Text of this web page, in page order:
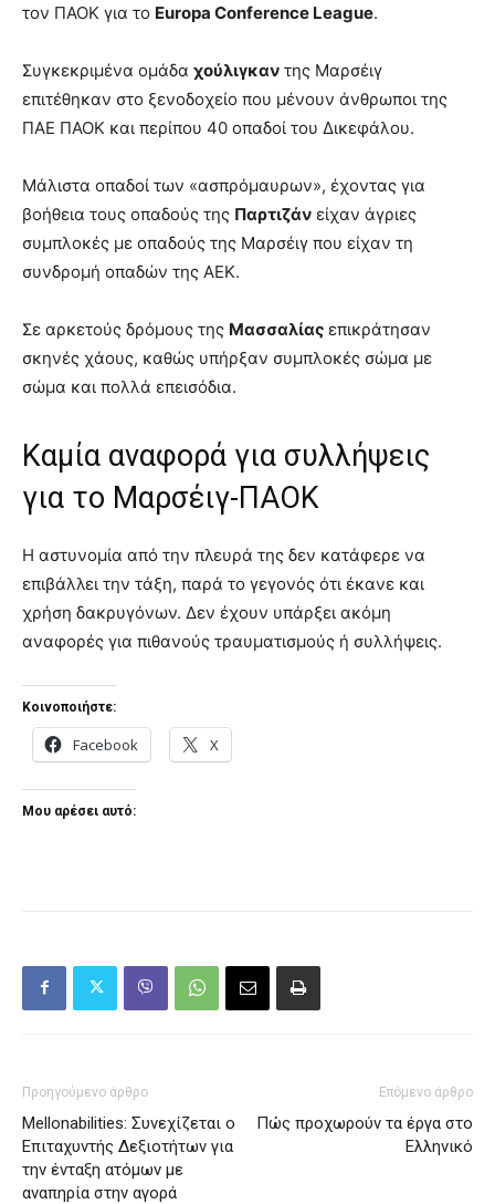
τον ΠΑΟΚ για το Europa Conference League.
Συγκεκριμένα ομάδα χούλιγκαν της Μαρσέιγ
επιτέθηκαν στο ξενοδοχείο που μένουν άνθρωποι της
ΠΑΕ ΠΑΟΚ και περίπου 40 οπαδοί του Δικεφάλου.
Μάλιστα οπαδοί των «ασπρόμαυρων», έχοντας για
βοήθεια τους οπαδούς της Παρτιζάν είχαν άγριες
συμπλοκές με οπαδούς της Μαρσέιγ που είχαν τη
συνδρομή οπαδών της ΑΕΚ.
Σε αρκετούς δρόμους της Μασσαλίας επικράτησαν
σκηνές χάους, καθώς υπήρξαν συμπλοκές σώμα με
σώμα και πολλά επεισόδια.
Καμία αναφορά για συλλήψεις
για το Μαρσέιγ-ΠΑΟΚ
Η αστυνομία από την πλευρά της δεν κατάφερε να
επιβάλλει την τάξη, παρά το γεγονός ότι έκανε και
χρήση δακρυγόνων. Δεν έχουν υπάρξει ακόμη
αναφορές για πιθανούς τραυματισμούς ή συλλήψεις.
Κοινοποιήστε:
Facebook X
Μου αρέσει αυτό:
Προηγούμενο άρθρο
Mellonabilities: Συνεχίζεται ο
Επιταχυντής Δεξιοτήτων για
την ένταξη ατόμων με
αναπηρία στην αγορά
Επόμενο άρθρο
Πώς προχωρούν τα έργα στο
Ελληνικό